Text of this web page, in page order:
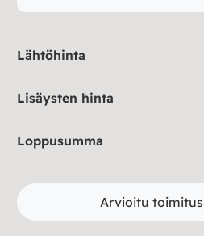
Lähtöhinta
Lisäysten hinta
Loppusumma
Arvioitu